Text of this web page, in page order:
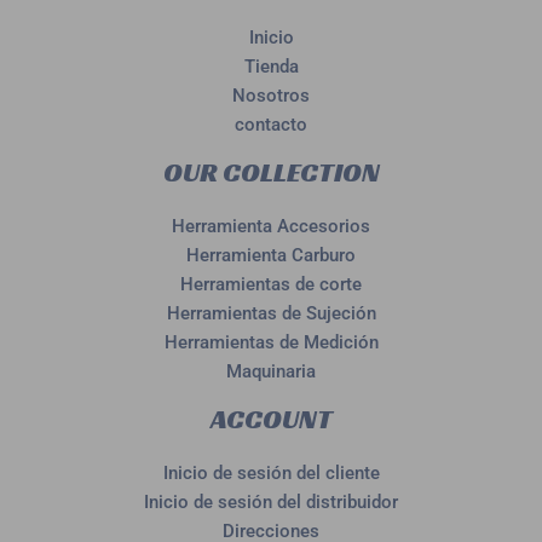
Inicio
Tienda
Nosotros
contacto
OUR COLLECTION
Herramienta Accesorios
Herramienta Carburo
Herramientas de corte
Herramientas de Sujeción
Herramientas de Medición
Maquinaria
ACCOUNT
Inicio de sesión del cliente
Inicio de sesión del distribuidor
Direcciones